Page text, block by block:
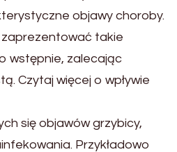
objawy choroby.
zaprezentować takie
wstępnie, zalecając
Czytaj więcej o wpływie
się objawów grzybicy,
Przykładowo